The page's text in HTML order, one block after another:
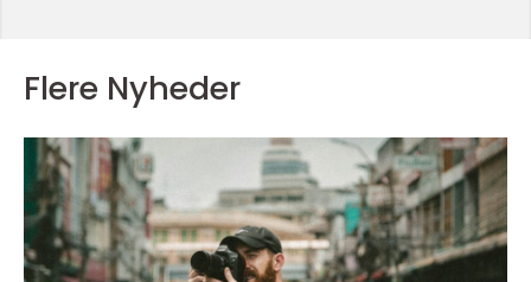
Flere Nyheder